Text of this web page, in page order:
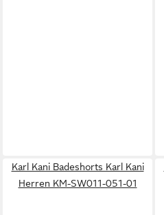
Karl Kani Badeshorts Karl Kani
Herren KM-SW011-051-01